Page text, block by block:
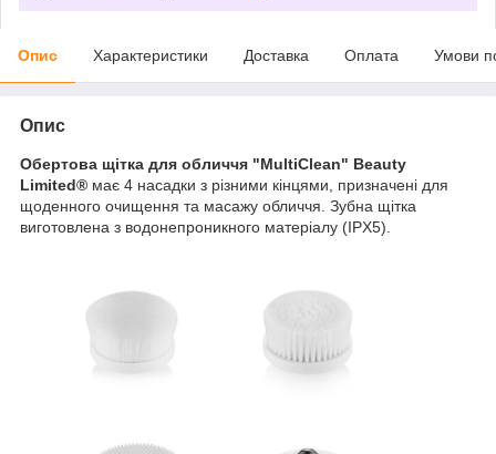
Опис Характеристики Доставка Оплата Умови
Опис
Обертова щітка для обличчя "MultiClean" Beauty
Limited® має 4 насадки з різними кінцями, призначені для
щоденного очищення та масажу обличчя. Зубна щітка
виготовлена ​​з водонепроникного матеріалу (IPX5).